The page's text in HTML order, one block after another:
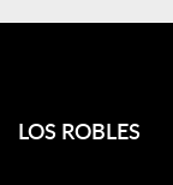
LOS ROBLES